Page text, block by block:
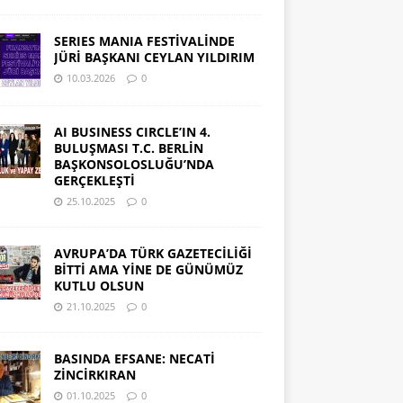
SERIES MANIA FESTİVALİNDE
JÜRİ BAŞKANI CEYLAN YILDIRIM
10.03.2026 0
AI BUSINESS CIRCLE’IN 4.
BULUŞMASI T.C. BERLİN
BAŞKONSOLOSLUĞU’NDA
GERÇEKLEŞTİ
25.10.2025 0
AVRUPA’DA TÜRK GAZETECİLİĞİ
BİTTİ AMA YİNE DE GÜNÜMÜZ
KUTLU OLSUN
21.10.2025 0
BASINDA EFSANE: NECATİ
ZİNCİRKIRAN
01.10.2025 0